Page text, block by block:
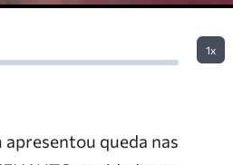
1x
queda nas